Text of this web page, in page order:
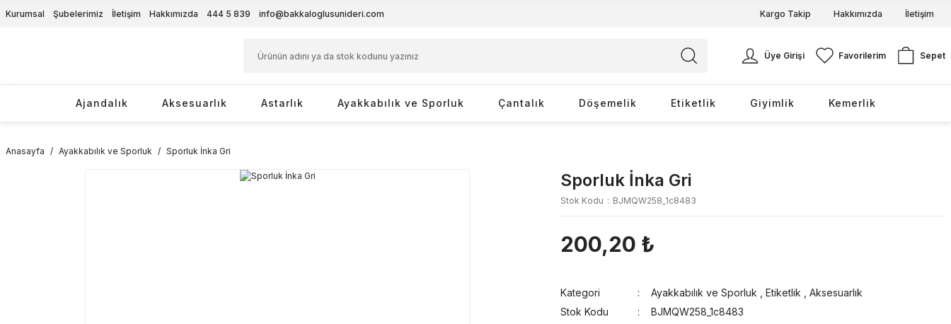
Kurumsal Şubelerimiz İletişim Hakkımızda 444 5 839 info@bakkaloglusunideri.com Kargo Takip Hakkımızda İletişim
Üye Girişi Favorilerim Sepet
Ajandalık Aksesuarlık Astarlık Ayakkabılık ve Sporluk Çantalık Döşemelik Etiketlik Giyimlik Kemerlik
Anasayfa Ayakkabılık ve Sporluk Sporluk İnka Gri
Sporluk İnka Gri
Stok Kodu BJMQW258_1c8483
200,20 ₺
Kategori Ayakkabılık ve Sporluk Etiketlik
Aksesuarlık
Stok Kodu
BJMQW258_1c8483